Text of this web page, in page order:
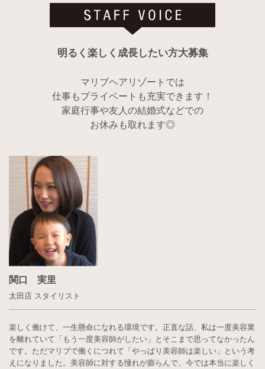
明るく楽しく成長したい方大募集
マリブヘアリゾートでは
仕事もプライベートも充実できます！
家庭行事や友人の結婚式などでの
お休みも取れます◎
関口 実里
太田店 スタイリスト
楽しく働けて、一生懸命になれる環境です。正直な話、私は一度美容業
を離れていて「もう一度美容師がしたい」とそこまで思ってなかったん
です。ただマリブで働くにつれて「やっぱり美容師は楽しい」という考
えになりました。美容師に対する憧れが膨らんで、今では本当に楽しく